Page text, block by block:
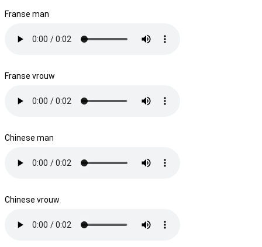
Franse man
Franse vrouw
Chinese man
Chinese vrouw